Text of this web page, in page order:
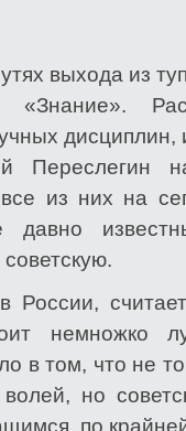
выхода из
«Знание».
Переслегин
из них на
давно
немножко
в том, что не
но
по